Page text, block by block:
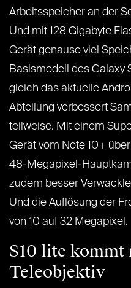
Arbeitsspeicher an der
Und mit 128 Gigabyte
Gerät genauso viel
Basismodell des Galaxy
gleich das aktuelle
Abteilung verbessert
teilweise. Mit einem
Gerät vom Note 10+
48-Megapixel-
zudem besser
Und die Auflösung der
von 10 auf 32 Megapixel.
S10 lite
Teleobjektiv